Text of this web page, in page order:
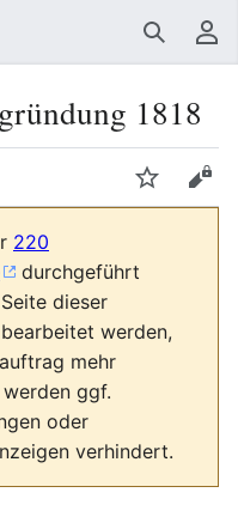
Suchen
1818
220
durchgeführt
dieser
werden,
mehr
ggf.
oder
verhindert.